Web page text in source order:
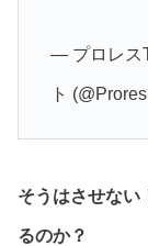
— プロレス
ト
そうはさせない
るのか？